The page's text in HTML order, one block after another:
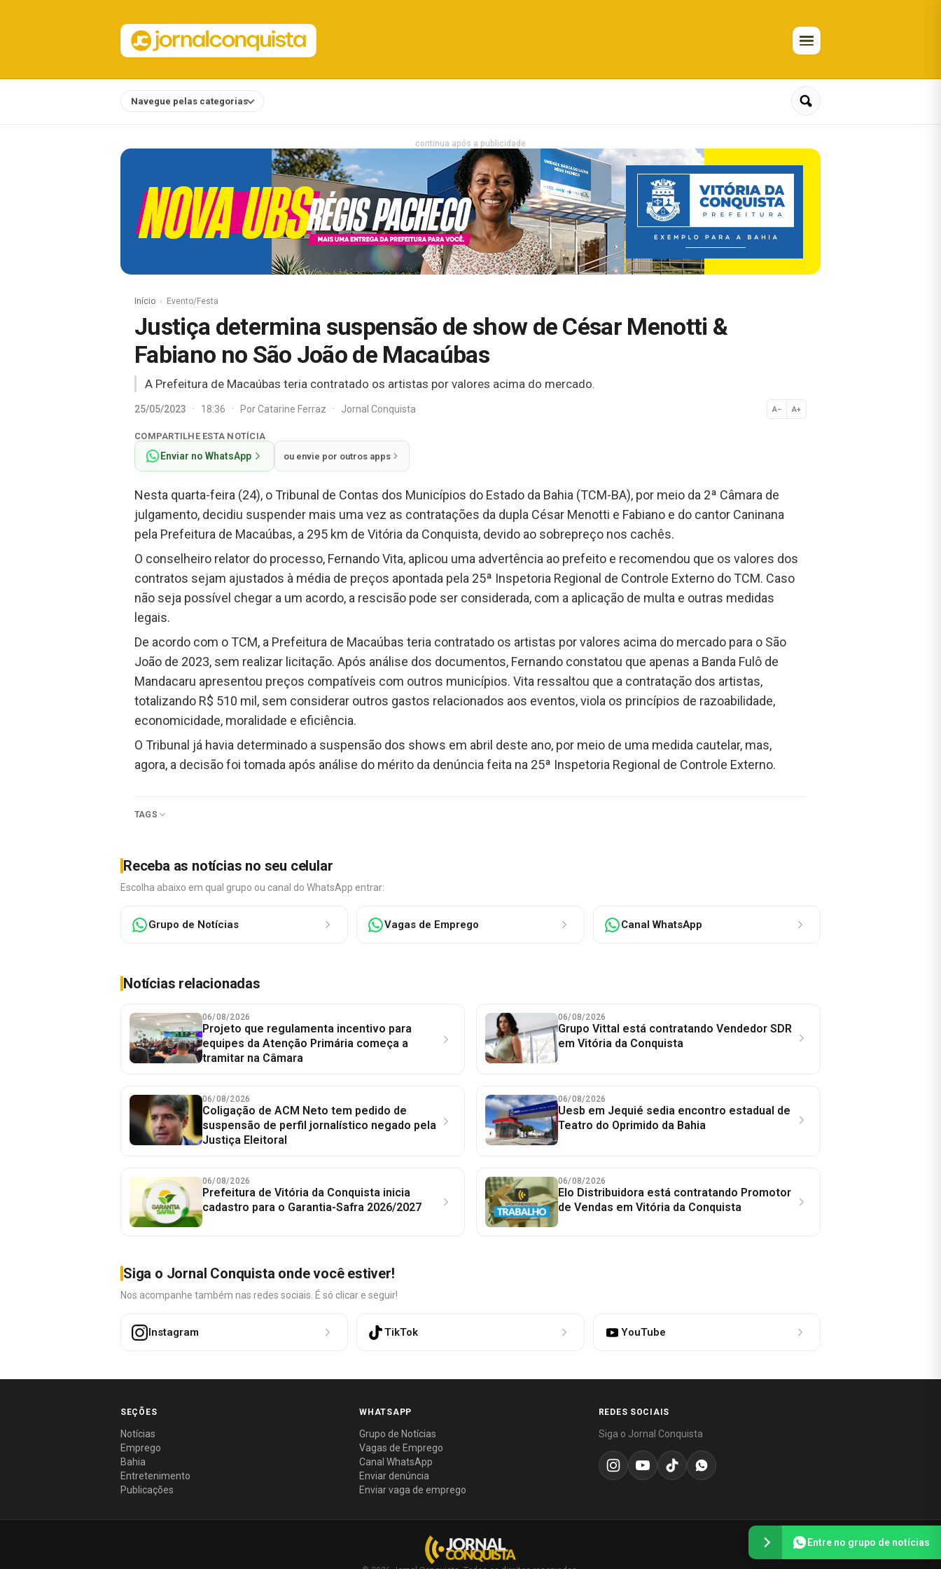
Navegue pelas categorias
continua após a publicidade
Início Evento/Festa
Justiça determina suspensão de show de César Menotti &
Fabiano no São João de Macaúbas
A Prefeitura de Macaúbas teria contratado os artistas por valores acima do mercado.
25/05/2023 · 18:36 · PorCatarine Ferraz · Jornal Conquista A− A+
Normal
COMPARTILHE ESTA NOTÍCIA
Enviar no WhatsApp ou envie por outros apps
Nesta quarta-feira (24), o Tribunal de Contas dos Municípios do Estado da Bahia (TCM-BA), por meio da 2ª Câmara de
julgamento, decidiu suspender mais uma vez as contratações da dupla César Menotti e Fabiano e do cantor Caninana
pela Prefeitura de Macaúbas, a 295 km de Vitória da Conquista, devido ao sobrepreço nos cachês.
O conselheiro relator do processo, Fernando Vita, aplicou uma advertência ao prefeito e recomendou que os valores dos
contratos sejam ajustados à média de preços apontada pela 25ª Inspetoria Regional de Controle Externo do TCM. Caso
não seja possível chegar a um acordo, a rescisão pode ser considerada, com a aplicação de multa e outras medidas
legais.
De acordo com o TCM, a Prefeitura de Macaúbas teria contratado os artistas por valores acima do mercado para o São
João de 2023, sem realizar licitação. Após análise dos documentos, Fernando constatou que apenas a Banda Fulô de
Mandacaru apresentou preços compatíveis com outros municípios. Vita ressaltou que a contratação dos artistas,
totalizando R$ 510 mil, sem considerar outros gastos relacionados aos eventos, viola os princípios de razoabilidade,
economicidade, moralidade e eficiência.
O Tribunal já havia determinado a suspensão dos shows em abril deste ano, por meio de uma medida cautelar, mas,
agora, a decisão foi tomada após análise do mérito da denúncia feita na 25ª Inspetoria Regional de Controle Externo.
TAGS
Receba as notícias no seu celular
Escolha abaixo em qual grupo ou canal do WhatsApp entrar:
Grupo de Notícias Vagas de Emprego Canal WhatsApp
Notícias relacionadas
06/08/2026
Projeto que regulamenta incentivo para
equipes da Atenção Primária começa a
tramitar na Câmara
06/08/2026
Grupo Vittal está contratando Vendedor SDR
em Vitória da Conquista
06/08/2026
Coligação de ACM Neto tem pedido de
suspensão de perfil jornalístico negado pela
Justiça Eleitoral
06/08/2026
Uesb em Jequié sedia encontro estadual de
Teatro do Oprimido da Bahia
06/08/2026
Prefeitura de Vitória da Conquista inicia
cadastro para o Garantia-Safra 2026/2027
06/08/2026
Elo Distribuidora está contratando Promotor
de Vendas em Vitória da Conquista
Siga o Jornal Conquista onde você estiver!
Nos acompanhe também nas redes sociais. É só clicar e seguir!
Instagram TikTok YouTube
SEÇÕES
Notícias
Emprego
Bahia
Entretenimento
Publicações
WHATSAPP
Grupo de Notícias
Vagas de Emprego
Canal WhatsApp
Enviar denúncia
Enviar vaga de emprego
REDES SOCIAIS
Siga o Jornal Conquista
Entre no grupo de notícias